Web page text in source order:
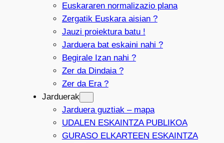
Euskararen normalizazio plana
Zergatik Euskara aisian ?
Jauzi proiektura batu !
Jarduera bat eskaini nahi ?
Begirale Izan nahi ?
Zer da Dindaia ?
Zer da Era ?
Jarduerak
Jarduera guztiak – mapa
UDALEN ESKAINTZA PUBLIKOA
GURASO ELKARTEEN ESKAINTZA